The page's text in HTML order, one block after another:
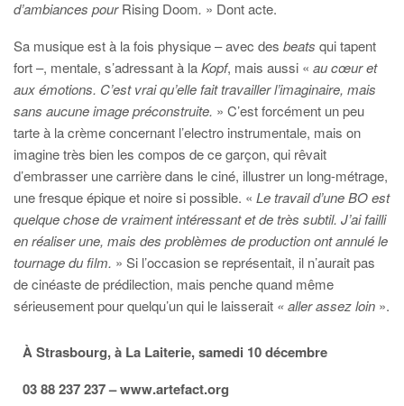
d’ambiances pourRising Doom. » Dont acte.
Sa musique est à la fois physique – avec des beats qui tapent
fort –, mentale, s’adressant à laKopf, mais aussi « au cœur et
aux émotions. C’est vrai qu’elle fait travailler l’imaginaire, mais
sans aucune image préconstruite. » C’est forcément un peu
tarte à la crème concernant l’electro instrumentale, mais on
imagine très bien les compos de ce garçon, qui rêvait
d’embrasser une carrière dans le ciné, illustrer un long-métrage,
une fresque épique et noire si possible. « Le travail d’une BO est
quelque chose de vraiment intéressant et de très subtil. J’ai failli
en réaliser une, mais des problèmes de production ont annulé le
tournage du film. » Si l’occasion se représentait, il n’aurait pas
de cinéaste de prédilection, mais penche quand même
sérieusement pour quelqu’un qui le laisserait « aller assez loin ».
À Strasbourg, à La Laiterie, samedi 10 décembre
03 88 237 237 – www.artefact.org